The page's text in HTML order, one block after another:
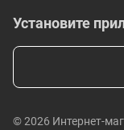
Установите
© 2026 Интернет-